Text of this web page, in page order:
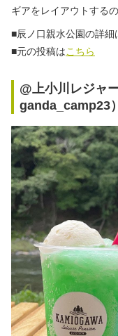
ギアをレイアウトする
■辰ノ口親水公園の詳細
■元の投稿はこちら
@上小川レジャ
ganda_camp23）